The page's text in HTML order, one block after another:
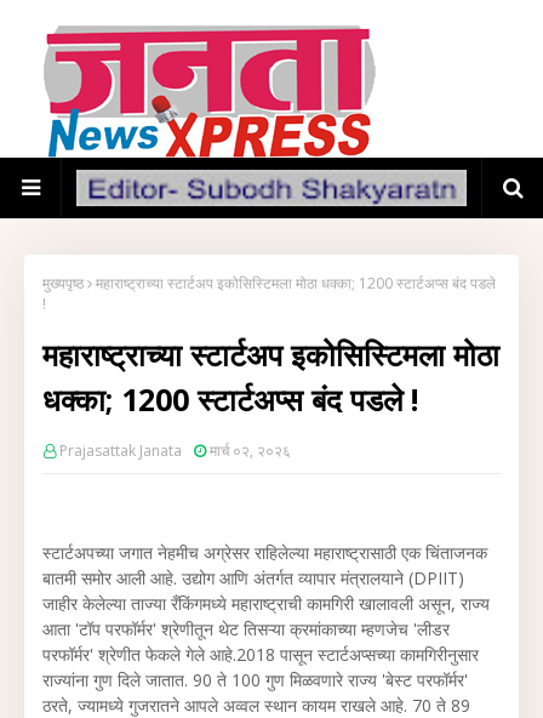
मुख्यपृष्ठ महाराष्ट्राच्या स्टार्टअप इकोसिस्टिमला मोठा धक्का; 1200 स्टार्टअप्स बंद पडले
!
महाराष्ट्राच्या स्टार्टअप इकोसिस्टिमला मोठा
धक्का; 1200 स्टार्टअप्स बंद पडले !
Prajasattak Janata मार्च ०२, २०२६
स्टार्टअपच्या जगात नेहमीच अग्रेसर राहिलेल्या महाराष्ट्रासाठी एक चिंताजनक
बातमी समोर आली आहे. उद्योग आणि अंतर्गत व्यापार मंत्रालयाने (DPIIT)
जाहीर केलेल्या ताज्या रँकिंगमध्ये महाराष्ट्राची कामगिरी खालावली असून, राज्य
आता 'टॉप परफॉर्मर' श्रेणीतून थेट तिसऱ्या क्रमांकाच्या म्हणजेच 'लीडर
परफॉर्मर' श्रेणीत फेकले गेले आहे.2018 पासून स्टार्टअप्सच्या कामगिरीनुसार
राज्यांना गुण दिले जातात. 90 ते 100 गुण मिळवणारे राज्य 'बेस्ट परफॉर्मर'
ठरते, ज्यामध्ये गुजरातने आपले अव्वल स्थान कायम राखले आहे. 70 ते 89